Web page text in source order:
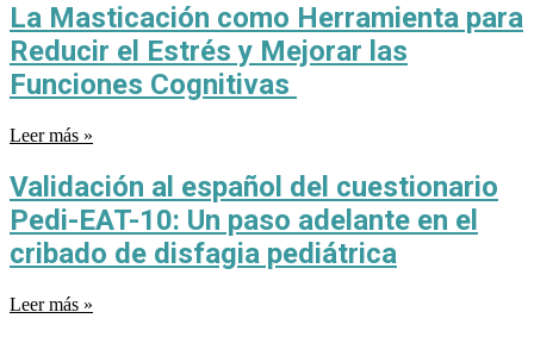
La Masticación como Herramienta para
Reducir el Estrés y Mejorar las
Funciones Cognitivas
Leer más »
Validación al español del cuestionario
Pedi-EAT-10: Un paso adelante en el
cribado de disfagia pediátrica
Leer más »